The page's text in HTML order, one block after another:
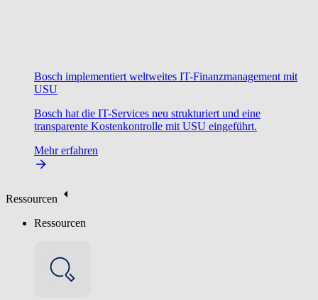
Bosch implementiert weltweites IT-Finanzmanagement mit
USU
Bosch hat die IT-Services neu strukturiert und eine
transparente Kostenkontrolle mit USU eingeführt.
Mehr erfahren
Ressourcen
Ressourcen